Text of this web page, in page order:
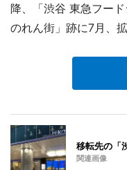
降、「渋谷 東急フー
のれん街」跡に7月、
移転先の「
関連画像